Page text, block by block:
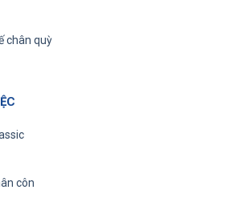
chân quỳ
côn